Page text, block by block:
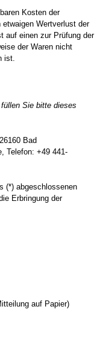
Kosten der
Wertverlust der
auf einen zur Prüfung der
der Waren nicht
ist.
Sie bitte dieses
Bad
Telefon: +49 441-
(*) abgeschlossenen
Erbringung der
auf Papier)